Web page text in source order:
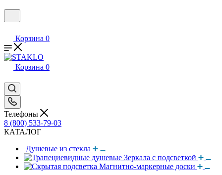
Корзина 0
Корзина 0
Телефоны
8 (800) 533-79-03
КАТАЛОГ
Душевые из стекла
Зеркала с подсветкой
Магнитно-маркерные доски